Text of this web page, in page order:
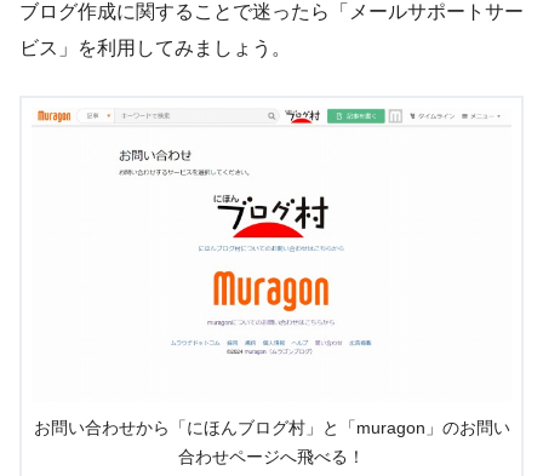
ブログ作成に関することで迷ったら「メールサポートサー
ビス」を利用してみましょう。
お問い合わせから「にほんブログ村」と「muragon」のお問い
合わせページへ飛べる！